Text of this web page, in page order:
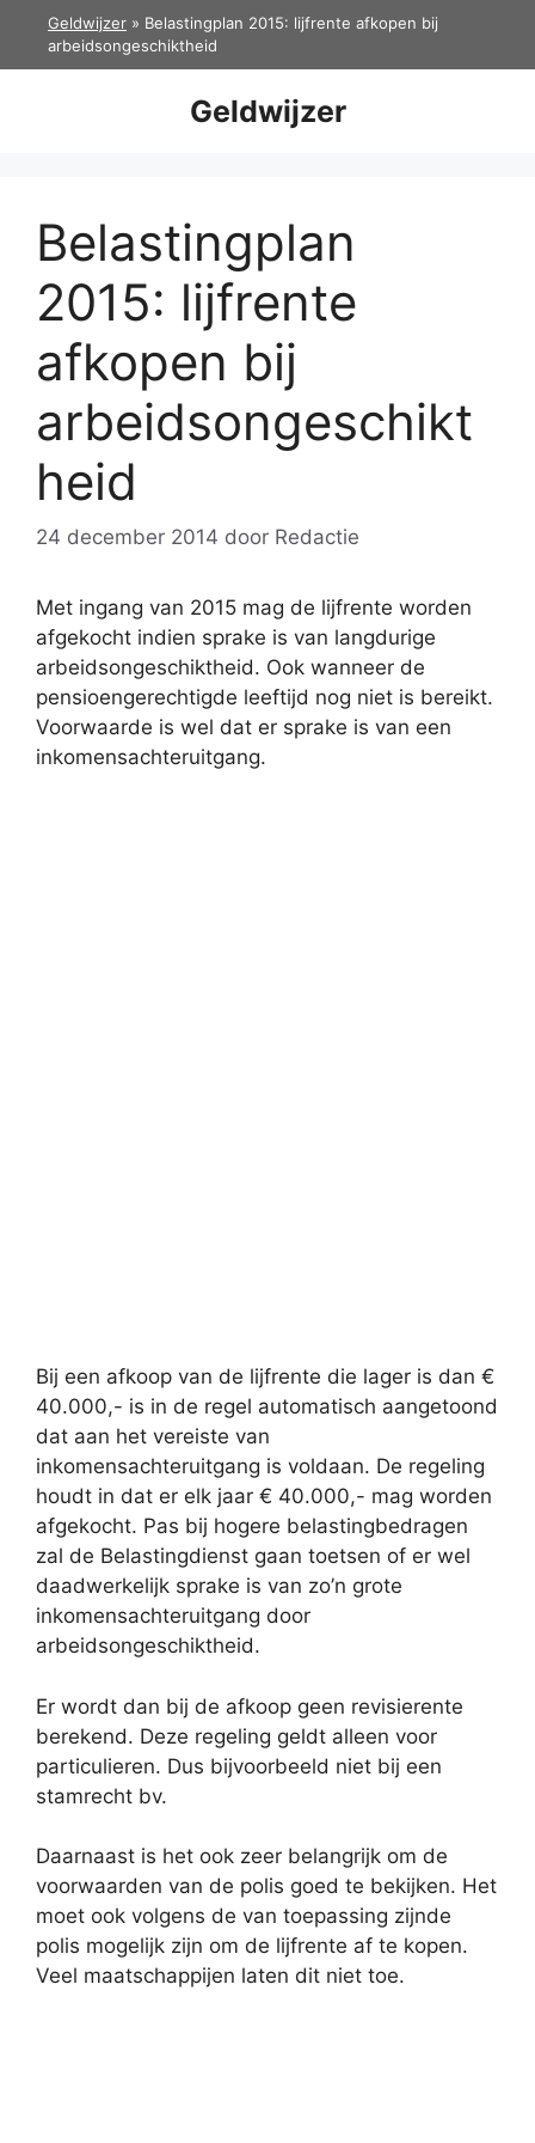
de
Geldwijzer » Belastingplan 2015: lijfrente afkopen bij
arbeidsongeschiktheid
Geldwijzer
Belastingplan
2015: lijfrente
afkopen bij
arbeidsongeschikt
heid
24 december 2014 door Redactie
Met ingang van 2015 mag de lijfrente worden
afgekocht indien sprake is van langdurige
arbeidsongeschiktheid. Ook wanneer de
pensioengerechtigde leeftijd nog niet is bereikt.
Voorwaarde is wel dat er sprake is van een
inkomensachteruitgang.
Bij een afkoop van de lijfrente die lager is dan €
40.000,- is in de regel automatisch aangetoond
dat aan het vereiste van
inkomensachteruitgang is voldaan. De regeling
houdt in dat er elk jaar € 40.000,- mag worden
afgekocht. Pas bij hogere belastingbedragen
zal de Belastingdienst gaan toetsen of er wel
daadwerkelijk sprake is van zo’n grote
inkomensachteruitgang door
arbeidsongeschiktheid.
Er wordt dan bij de afkoop geen revisierente
berekend. Deze regeling geldt alleen voor
particulieren. Dus bijvoorbeeld niet bij een
stamrecht bv.
Daarnaast is het ook zeer belangrijk om de
voorwaarden van de polis goed te bekijken. Het
moet ook volgens de van toepassing zijnde
polis mogelijk zijn om de lijfrente af te kopen.
Veel maatschappijen laten dit niet toe.